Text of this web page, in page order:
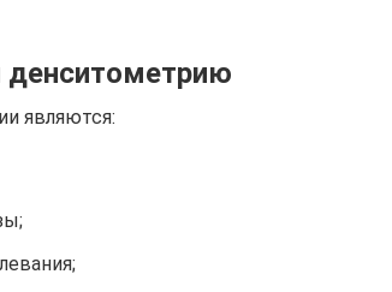
денситометрию
являются: